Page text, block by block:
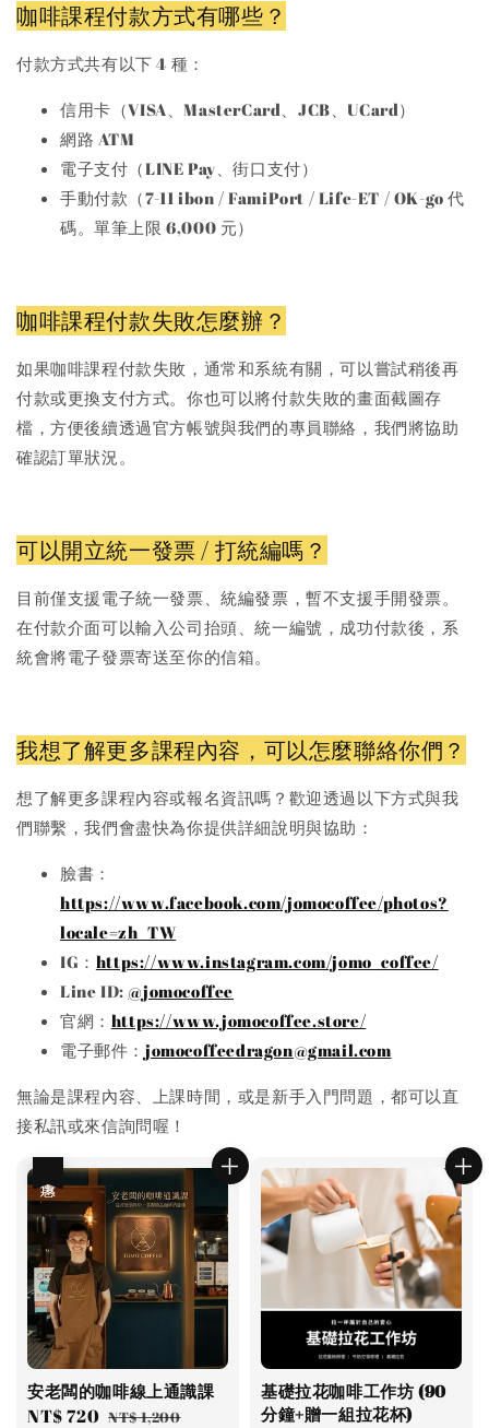
咖啡課程付款方式有哪些？
付款方式共有以下 4 種：
信用卡（VISA、MasterCard、JCB、UCard）
網路 ATM
電子支付（LINE Pay、街口支付）
手動付款（7-11 ibon / FamiPort / Life-ET / OK-go 代
碼。單筆上限 6,000 元）
咖啡課程付款失敗怎麼辦？
如果咖啡課程付款失敗，通常和系統有關，可以嘗試稍後再
付款或更換支付方式。你也可以將付款失敗的畫面截圖存
檔，方便後續透過官方帳號與我們的專員聯絡，我們將協助
確認訂單狀況。
可以開立統一發票 / 打統編嗎？
目前僅支援電子統一發票、統編發票，暫不支援手開發票。
在付款介面可以輸入公司抬頭、統一編號，成功付款後，系
統會將電子發票寄送至你的信箱。
我想了解更多課程內容，可以怎麼聯絡你們？
想了解更多課程內容或報名資訊嗎？歡迎透過以下方式與我
們聯繫，我們會盡快為你提供詳細說明與協助：
臉書：
https://www.facebook.com/jomocoffee/photos?
locale=zh_TW
IG： https://www.instagram.com/jomo_coffee/
Line ID: @jomocoffee
官網： https://www.jomocoffee.store/
電子郵件： jomocoffeedragon@gmail.com
無論是課程內容、上課時間，或是新手入門問題，都可以直
接私訊或來信詢問喔！
安老闆的咖啡線上通識課
Sale
NT$ 720 Regular
NT$ 1,200
基礎拉花咖啡工作坊 (90
分鐘+贈一組拉花杯)